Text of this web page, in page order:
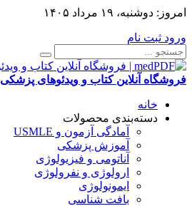
امروز: دوشنبه، ۱۹ مرداد ۱۴۰۵
ورود ثبت نام
فروشگاه آنلاین کتاب و ویدئوهای پزشکی
خانه
دسته‌بندی محصولات
آمادگی آزمون و USMLE
آموزش پزشکی
آناتومی و فیزیولوژی
ارولوژی و نفرولوژی
ایمونولوژی
بافت شناسی